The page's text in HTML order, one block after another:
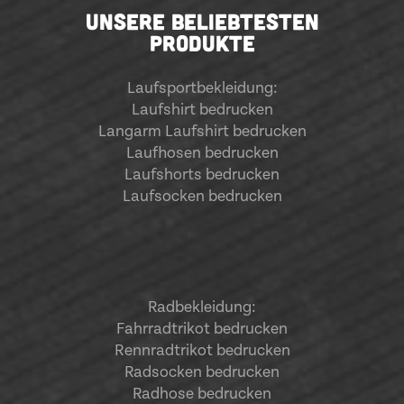
UNSERE BELIEBTESTEN
PRODUKTE
Laufsportbekleidung:
Laufshirt bedrucken
Langarm Laufshirt bedrucken
Laufhosen bedrucken
Laufshorts bedrucken
Laufsocken bedrucken
Radbekleidung:
Fahrradtrikot bedrucken
Rennradtrikot bedrucken
Radsocken bedrucken
Radhose bedrucken